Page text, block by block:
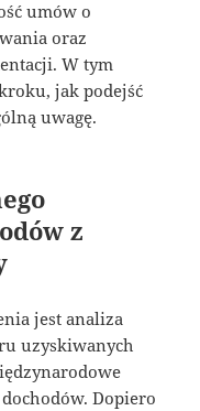
umów o
oraz
W tym
jak podejść
uwagę.
z
jest analiza
uzyskiwanych
Dopiero